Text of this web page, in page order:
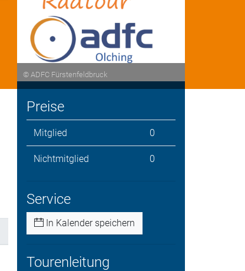
© ADFC Fürstenfeldbruck
Preise
Mitglied 0
Nichtmitglied 0
Service
In Kalender speichern
Tourenleitung